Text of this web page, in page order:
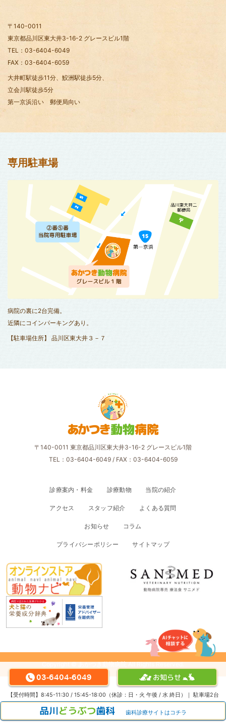
03-6404-6049 お知らせ
【受付時間】8:45-11:30 / 15:45-18:00（休診：日・火 午後 / 水 終日）｜ 駐車場2台
歯科診療サイトはコチラ
〒140-0011
東京都品川区東大井3-16-2 グレースビル1階
TEL：03-6404-6049
FAX：03-6404-6059
大井町駅徒歩11分、鮫洲駅徒歩5分、
立会川駅徒歩5分
第一京浜沿い 郵便局向い
専用駐車場
病院の裏に2台完備。
近隣にコインパーキングあり。
【駐車場住所】 品川区東大井３－７
あかつき動物病院
〒140-0011 東京都品川区東大井3-16-2 グレースビル1階
TEL：03-6404-6049/ FAX：03-6404-6059
診療案内・料金 診療動物 当院の紹介
アクセス スタッフ紹介 よくある質問
お知らせ コラム
プライバシーポリシー サイトマップ
Copyright © あかつき動物病院 All Rights Reserved.